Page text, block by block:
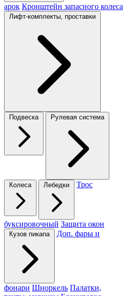
арок Кронштейн запасного колеса
Лифт-комплекты, проставки
Подвеска Рулевая система
Колеса Лебедки Трос
буксировочный Защита окон
Кузов пикапа Доп. фары и
фонари Шноркель Палатки,